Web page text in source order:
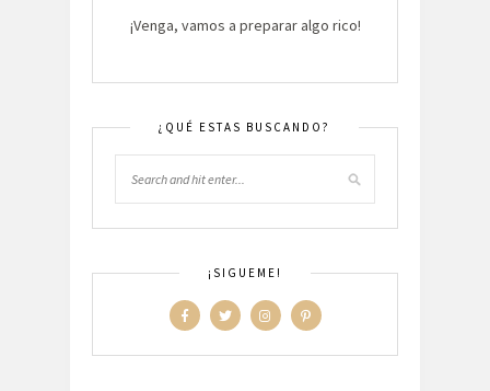
¡Venga, vamos a preparar algo rico!
¿QUÉ ESTAS BUSCANDO?
¡SIGUEME!